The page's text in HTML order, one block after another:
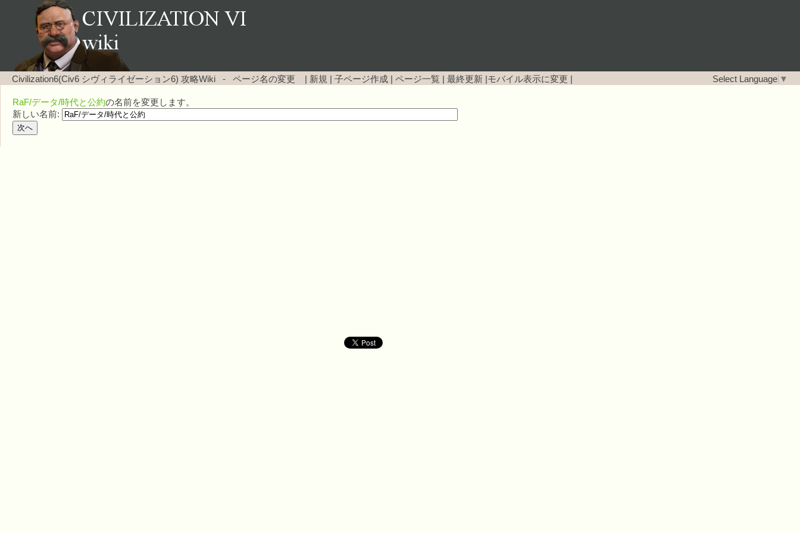
Civilization6(Civ6 シヴィライゼーション6) 攻略Wiki - ページ名の変更 | 新規 子ページ作成 ページ一覧 最終更新 モバイル表示に変更 Select Language ▼
RaF/データ/時代と公約の名前を変更します。
新しい名前: